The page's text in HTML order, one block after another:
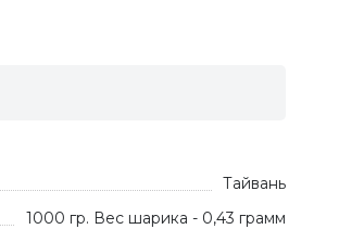
Тайвань
1000 гр. Вес шарика - 0,43 грамм